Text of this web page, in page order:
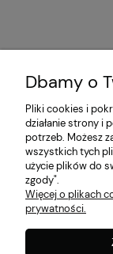
Dbamy o
Pliki cookies i
działanie strony i
potrzeb. Możesz
wszystkich tych
użycie plików do
zgody".
Więcej o plikach
prywatności.